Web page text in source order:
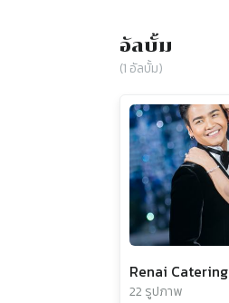
อัลบั้ม
(1 อัลบั้ม)
Renai Catering
22 รูปภาพ